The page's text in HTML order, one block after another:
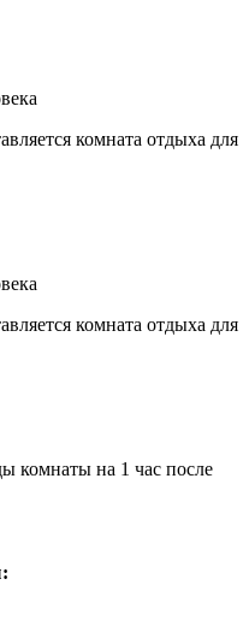
комната отдыха для
комната отдыха для
комнаты на 1 час после